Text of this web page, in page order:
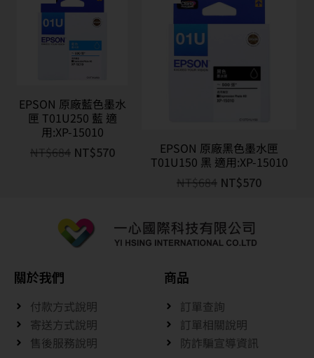
EPSON 原廠藍色墨水
匣 T01U250 藍 適
用:XP-15010
NT$684 NT$570
EPSON 原廠黑色墨水匣
T01U150 黑 適用:XP-15010
NT$684 NT$570
關於我們
付款方式說明
寄送方式說明
售後服務說明
商品
訂單查詢
訂單相關說明
防詐騙宣導資訊